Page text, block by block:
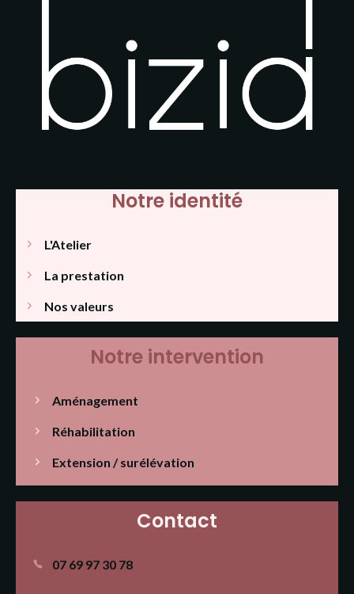
Notre identité
L'Atelier
La prestation
Nos valeurs
Notre intervention
Aménagement
Réhabilitation
Extension / surélévation
Contact
07 69 97 30 78